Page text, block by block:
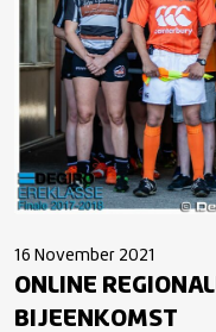
16 November 2021
ONLINE
BIJEENKOMST